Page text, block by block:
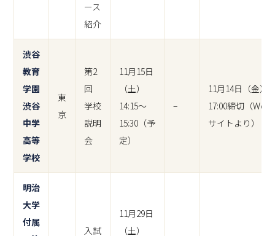
ース
紹介
渋谷
教育
学園
渋谷
中学
高等
学校
東
京
第2
回
学校
説明
会
11月15日
（土）
14:15～
15:30（予
定）
–
11月14日（金）
17:00締切（Web
サイトより）
明治
大学
付属
入試
11月29日
（土）